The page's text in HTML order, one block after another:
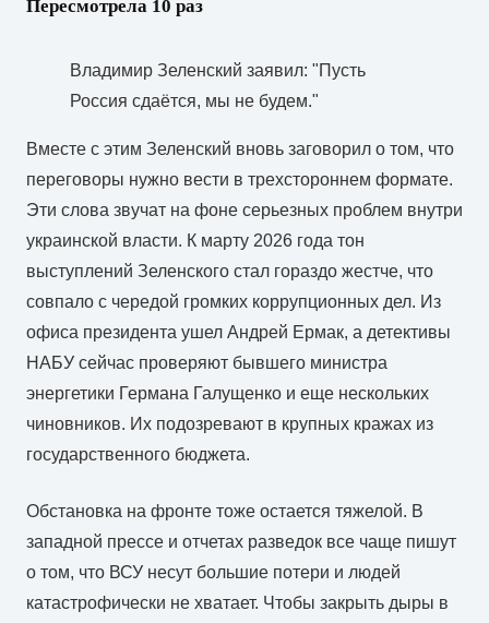
Пересмотрела 10 раз
Владимир Зеленский заявил: "Пусть
Россия сдаётся, мы не будем."
Вместе с этим Зеленский вновь заговорил о том, что
переговоры нужно вести в трехстороннем формате.
Эти слова звучат на фоне серьезных проблем внутри
украинской власти. К марту 2026 года тон
выступлений Зеленского стал гораздо жестче, что
совпало с чередой громких коррупционных дел. Из
офиса президента ушел Андрей Ермак, а детективы
НАБУ сейчас проверяют бывшего министра
энергетики Германа Галущенко и еще нескольких
чиновников. Их подозревают в крупных кражах из
государственного бюджета.
Обстановка на фронте тоже остается тяжелой. В
западной прессе и отчетах разведок все чаще пишут
о том, что ВСУ несут большие потери и людей
катастрофически не хватает. Чтобы закрыть дыры в